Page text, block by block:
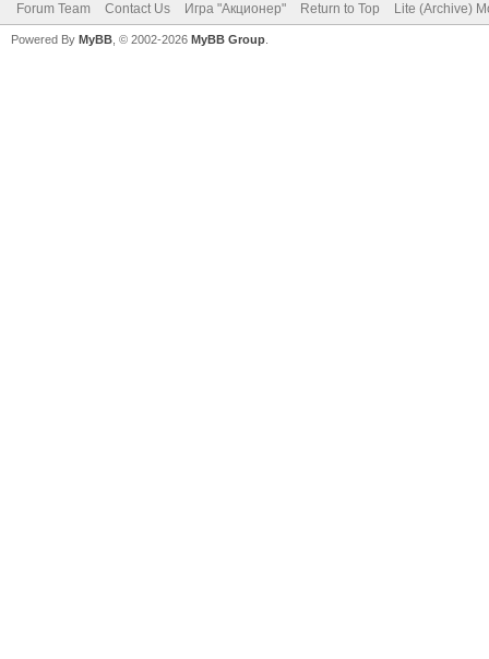
Forum Team Contact Us Игра "Акционер" Return to Top Lite (Archive)
Powered By MyBB , © 2002-2026 MyBB Group